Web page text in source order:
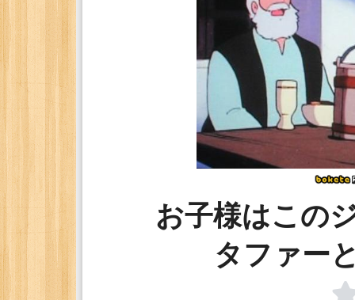
お子様はこの
タファー